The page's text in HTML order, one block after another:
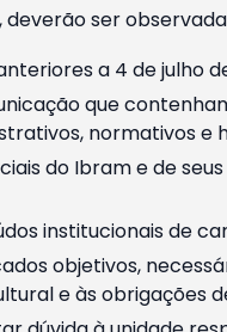
ser
a 4 de julho
que
normativos e
do Ibram e de
institucionais de
objetivos,
e às obrigações